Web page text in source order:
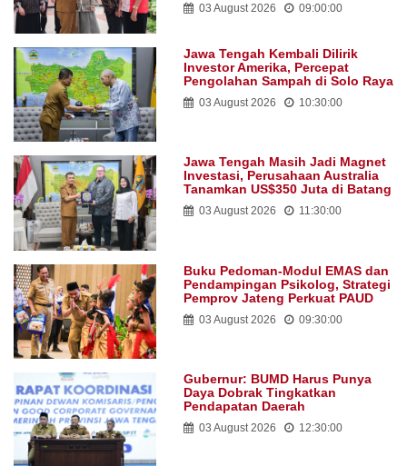
03 August 2026 09:00:00
Jawa Tengah Kembali Dilirik
Investor Amerika, Percepat
Pengolahan Sampah di Solo Raya
03 August 2026 10:30:00
Jawa Tengah Masih Jadi Magnet
Investasi, Perusahaan Australia
Tanamkan US$350 Juta di Batang
03 August 2026 11:30:00
Buku Pedoman-Modul EMAS dan
Pendampingan Psikolog, Strategi
Pemprov Jateng Perkuat PAUD
03 August 2026 09:30:00
Gubernur: BUMD Harus Punya
Daya Dobrak Tingkatkan
Pendapatan Daerah
03 August 2026 12:30:00